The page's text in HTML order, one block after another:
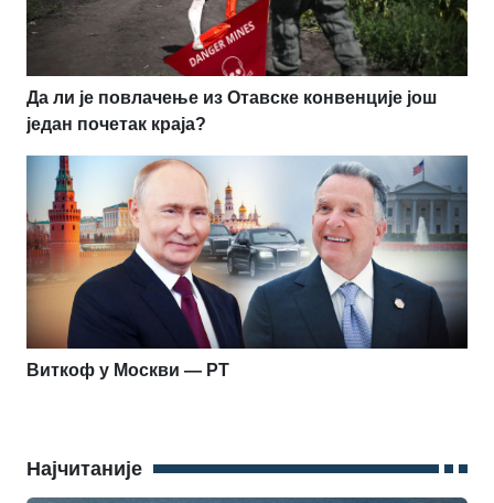
Да ли је повлачење из Отавске конвенције још
један почетак краја?
Виткоф у Москви — РТ
Најчитаније